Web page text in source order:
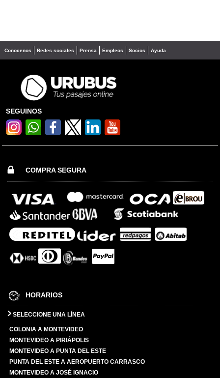
Conocenos Redes sociales Prensa Empleos Socios Ayuda
SEGUINOS
COMPRA SEGURA
HORARIOS
SELECCIONE UNA LÍNEA
COLONIA A MONTEVIDEO
MONTEVIDEO A PIRIÁPOLIS
MONTEVIDEO A PUNTA DEL ESTE
PUNTA DEL ESTE A AEROPUERTO CARRASCO
MONTEVIDEO A JOSÉ IGNACIO